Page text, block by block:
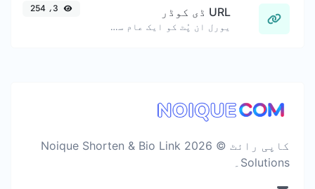
URL ڈی کوڈر
یورل ان پُٹ کو ایک عام سٹرنگ میں واپس ڈی کوڈ کریں۔
کاپی رائٹ © 2026 Noique Shorten & Bio Link
Solutions۔